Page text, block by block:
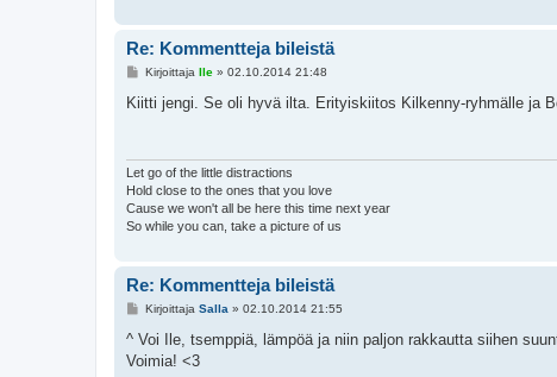
Re: Kommentteja bileistä
V
e
Kirjoittaja Ile» 02.10.2014 21:48
Kiitti jengi. Se oli hyvä ilta. Erityiskiitos Kilkenny-ryhmälle ja
Let go of the little distractions
Hold close to the ones that you love
Cause we won't all be here this time next year
So while you can, take a picture of us
Re: Kommentteja bileistä
V
e
t
Kirjoittaja Salla » 02.10.2014 21:55
^ Voi Ile, tsemppiä, lämpöä ja niin paljon rakkautta siihen
Voimia! <3